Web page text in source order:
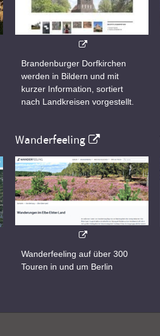
Brandenburger Dorfkirchen
werden in Bildern und mit
kurzer Information, sortiert
nach Landkreisen vorgestellt.
Wanderfeeling
Wanderfeeling auf über 300
Touren in und um Berlin